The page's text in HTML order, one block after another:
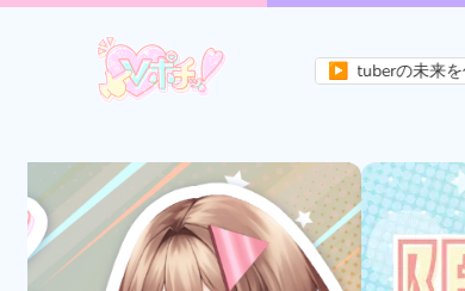
▶
Vポチッ！はVtuberの未来を作るためのメディアサ